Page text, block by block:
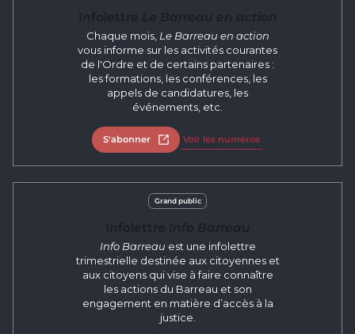
Chaque mois, Le Barreau en action
vous informe sur les activités courantes
de l'Ordre et de certains partenaires :
les formations, les conférences, les
appels de candidatures, les
événements, etc.
S'abonner Ouvrir dans un nouvel onglet
Voir les numéros
Grand public
Info Barreau est une infolettre
trimestrielle destinée aux citoyennes et
aux citoyens qui vise à faire connaître
les actions du Barreau et son
engagement en matière d’accès à la
justice.